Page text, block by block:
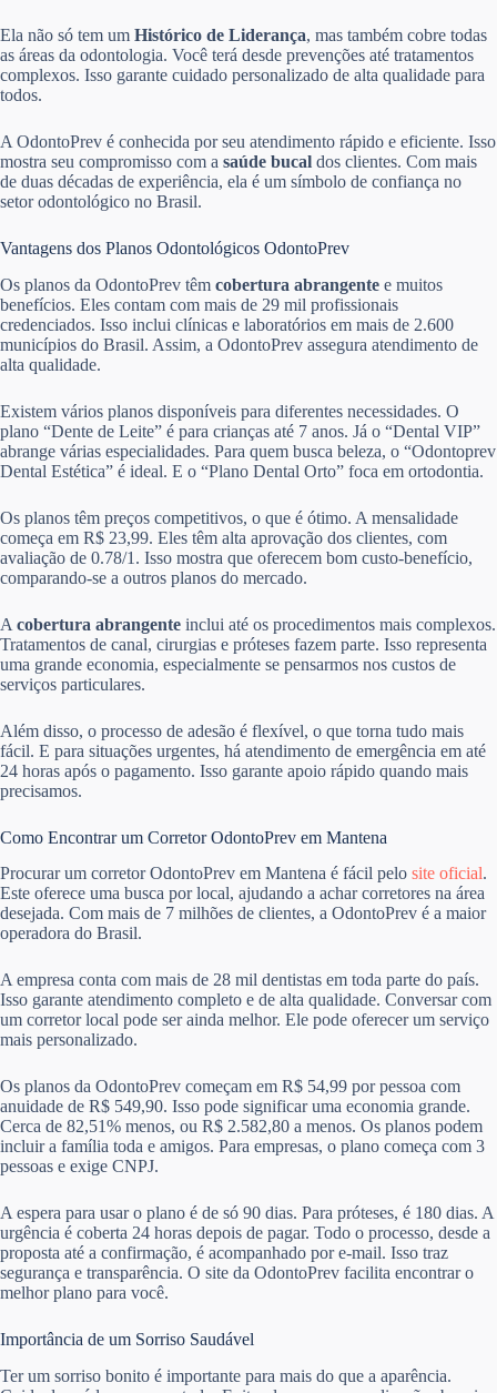
Ela não só tem um Histórico de Liderança, mas também cobre todas
as áreas da odontologia. Você terá desde prevenções até tratamentos
complexos. Isso garante cuidado personalizado de alta qualidade para
todos.
A OdontoPrev é conhecida por seu atendimento rápido e eficiente. Isso
mostra seu compromisso com a saúde bucal dos clientes. Com mais
de duas décadas de experiência, ela é um símbolo de confiança no
setor odontológico no Brasil.
Vantagens dos Planos Odontológicos OdontoPrev
Os planos da OdontoPrev têm cobertura abrangente e muitos
benefícios. Eles contam com mais de 29 mil profissionais
credenciados. Isso inclui clínicas e laboratórios em mais de 2.600
municípios do Brasil. Assim, a OdontoPrev assegura atendimento de
alta qualidade.
Existem vários planos disponíveis para diferentes necessidades. O
plano “Dente de Leite” é para crianças até 7 anos. Já o “Dental VIP”
abrange várias especialidades. Para quem busca beleza, o “Odontoprev
Dental Estética” é ideal. E o “Plano Dental Orto” foca em ortodontia.
Os planos têm preços competitivos, o que é ótimo. A mensalidade
começa em R$ 23,99. Eles têm alta aprovação dos clientes, com
avaliação de 0.78/1. Isso mostra que oferecem bom custo-benefício,
comparando-se a outros planos do mercado.
A cobertura abrangente inclui até os procedimentos mais complexos.
Tratamentos de canal, cirurgias e próteses fazem parte. Isso representa
uma grande economia, especialmente se pensarmos nos custos de
serviços particulares.
Além disso, o processo de adesão é flexível, o que torna tudo mais
fácil. E para situações urgentes, há atendimento de emergência em até
24 horas após o pagamento. Isso garante apoio rápido quando mais
precisamos.
Como Encontrar um Corretor OdontoPrev em Mantena
Procurar um corretor OdontoPrev em Mantena é fácil pelo site oficial.
Este oferece uma busca por local, ajudando a achar corretores na área
desejada. Com mais de 7 milhões de clientes, a OdontoPrev é a maior
operadora do Brasil.
A empresa conta com mais de 28 mil dentistas em toda parte do país.
Isso garante atendimento completo e de alta qualidade. Conversar com
um corretor local pode ser ainda melhor. Ele pode oferecer um serviço
mais personalizado.
Os planos da OdontoPrev começam em R$ 54,99 por pessoa com
anuidade de R$ 549,90. Isso pode significar uma economia grande.
Cerca de 82,51% menos, ou R$ 2.582,80 a menos. Os planos podem
incluir a família toda e amigos. Para empresas, o plano começa com 3
pessoas e exige CNPJ.
A espera para usar o plano é de só 90 dias. Para próteses, é 180 dias. A
urgência é coberta 24 horas depois de pagar. Todo o processo, desde a
proposta até a confirmação, é acompanhado por e-mail. Isso traz
segurança e transparência. O site da OdontoPrev facilita encontrar o
melhor plano para você.
Importância de um Sorriso Saudável
Ter um sorriso bonito é importante para mais do que a aparência.